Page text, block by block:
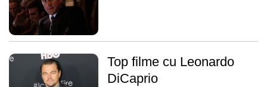
Top filme cu Leonardo
DiCaprio